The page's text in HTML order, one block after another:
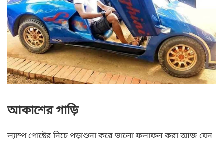
আকাশের গাড়ি
ল্যাম্প পোষ্টের নিচে পড়াশুনা করে ভালো ফলাফল করা আজ যেন